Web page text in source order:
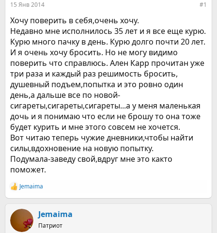
м
ы
а
15 Янв 2014 #1
Хочу поверить в себя,очень хочу.
Недавно мне исполнилось 35 лет и я все еще курю.
Курю много пачку в день. Курю долго почти 20 лет.
И я очень хочу бросить. Но не могу видимо
поверить что справлюсь. Ален Карр прочитан уже
три раза и каждый раз решимость бросить,
душевный подъем,попытка и это ровно один
день,а дальше все по новой-
сигареты,сигареты,сигареты...а у меня маленькая
дочь и я понимаю что если не брошу то она тоже
будет курить и мне этого совсем не хочется.
Вот читаю теперь чужие дневники,чтобы найти
силы,вдохновение на новую попытку.
Подумала-заведу свой,вдруг мне это както
поможет.
Р
е
к
ц
и
Jemaima
Jemaima
Патриот